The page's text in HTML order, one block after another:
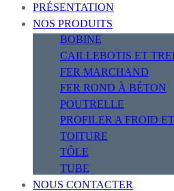
PRÉSENTATION
NOS PRODUITS
BOBINE
CAILLEBOTIS ET
FER MARCHAND
FER ROND À BÉTON
POUTRELLE
PROFILER A FROID
TOITURE
TÔLE
TUBE
NOUS CONTACTER